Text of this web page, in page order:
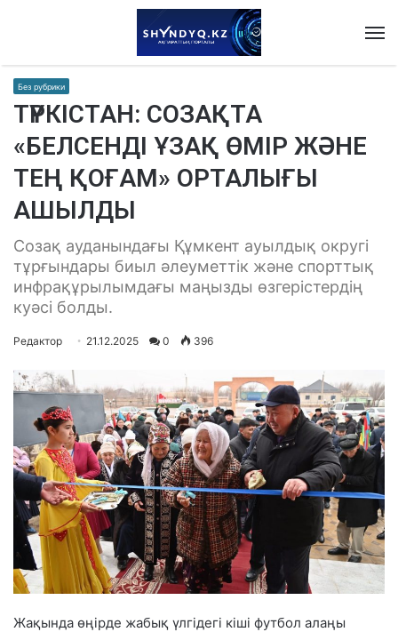
Без рубрики
ТҮРКІСТАН: СОЗАҚТА
«БЕЛСЕНДІ ҰЗАҚ ӨМІР ЖӘНЕ
ТЕҢ ҚОҒАМ» ОРТАЛЫҒЫ
АШЫЛДЫ
Созақ ауданындағы Құмкент ауылдық округі
тұрғындары биыл әлеуметтік және спорттық
инфрақұрылымдағы маңызды өзгерістердің
куәсі болды.
Редактор 21.12.2025 0 396
Жақында өңірде жабық үлгідегі кіші футбол алаңы